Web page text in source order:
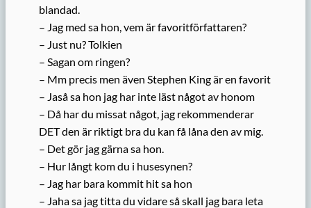
blandad.
– Jag med sa hon, vem är favoritförfattaren?
– Just nu? Tolkien
– Sagan om ringen?
– Mm precis men även Stephen King är en favorit
– Jaså sa hon jag har inte läst något av honom
– Då har du missat något, jag rekommenderar
DET den är riktigt bra du kan få låna den av mig.
– Det gör jag gärna sa hon.
– Hur långt kom du i husesynen?
– Jag har bara kommit hit sa hon
– Jaha sa jag titta du vidare så skall jag bara leta